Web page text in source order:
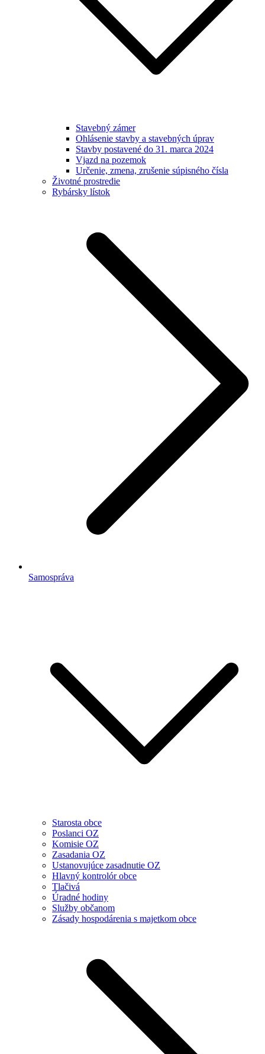
Stavebný zámer
Ohlásenie stavby a stavebných úprav
Stavby postavené do 31. marca 2024
Vjazd na pozemok
Určenie, zmena, zrušenie súpisného čísla
Životné prostredie
Rybársky lístok
Samospráva
Starosta obce
Poslanci OZ
Komisie OZ
Zasadania OZ
Ustanovujúce zasadnutie OZ
Hlavný kontrolór obce
Tlačivá
Úradné hodiny
Služby občanom
Zásady hospodárenia s majetkom obce